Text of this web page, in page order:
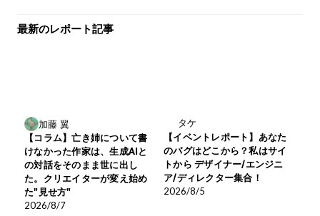
最新のレポート記事
加藤 翼
【コラム】亡き姉について書
けなかった作家は、生成AIと
の対話をそのまま世に出し
た。クリエイターが変え始め
た"見せ方"
2026/8/7
タケ
【イベントレポート】あなた
のバグはどこから？私はサイ
トから デザイナー/エンジニ
ア/ディレクター集合！
2026/8/5